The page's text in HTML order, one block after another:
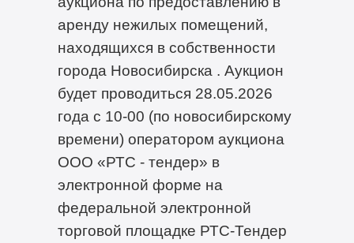
аренду нежилых помещений,
находящихся в собственности
города Новосибирска . Аукцион
будет проводиться 28.05.2026
года с 10-00 (по новосибирскому
времени) оператором аукциона
ООО «РТС - тендер» в
электронной форме на
федеральной электронной
торговой площадке РТС-Тендер